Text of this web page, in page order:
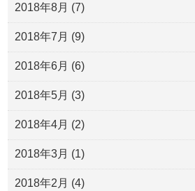
2018年8月 (7)
2018年7月 (9)
2018年6月 (6)
2018年5月 (3)
2018年4月 (2)
2018年3月 (1)
2018年2月 (4)